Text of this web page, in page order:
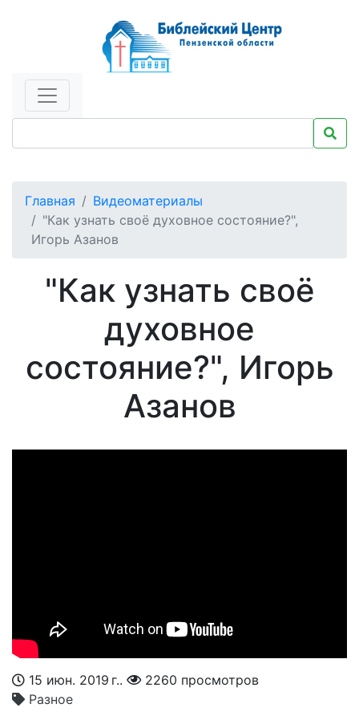
Главная
Видеоматериалы
"Как узнать своё духовное состояние?",
Игорь Азанов
"Как узнать своё
духовное
состояние?", Игорь
Азанов
15 июн. 2019 г..
2260 просмотров
Разное